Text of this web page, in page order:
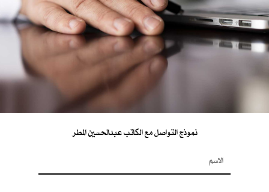
نموذج التواصل مع الكاتب عبدالحسين المطر